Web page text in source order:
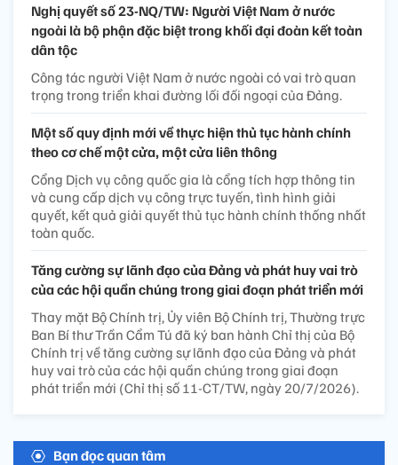
Nghị quyết số 23-NQ/TW: Người Việt Nam ở nước
ngoài là bộ phận đặc biệt trong khối đại đoàn kết toàn
dân tộc
Công tác người Việt Nam ở nước ngoài có vai trò quan
trọng trong triển khai đường lối đối ngoại của Đảng.
Một số quy định mới về thực hiện thủ tục hành chính
theo cơ chế một cửa, một cửa liên thông
Cổng Dịch vụ công quốc gia là cổng tích hợp thông tin
và cung cấp dịch vụ công trực tuyến, tình hình giải
quyết, kết quả giải quyết thủ tục hành chính thống nhất
toàn quốc.
Tăng cường sự lãnh đạo của Đảng và phát huy vai trò
của các hội quần chúng trong giai đoạn phát triển mới
Thay mặt Bộ Chính trị, Ủy viên Bộ Chính trị, Thường trực
Ban Bí thư Trần Cẩm Tú đã ký ban hành Chỉ thị của Bộ
Chính trị về tăng cường sự lãnh đạo của Đảng và phát
huy vai trò của các hội quần chúng trong giai đoạn
phát triển mới (Chỉ thị số 11-CT/TW, ngày 20/7/2026).
Bạn đọc quan tâm